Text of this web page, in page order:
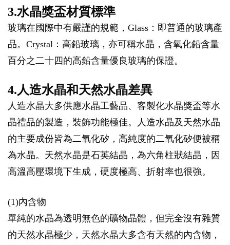
3.水晶獎盃材質標準
玻璃在國際中有嚴謹的規範，Glass：即普通的玻璃產
品。Crystal：高鉛玻璃，亦可稱水晶，含氧化鉛含量
百分之二十四的高鉛含量優良玻璃的保證。
4.人造水晶和天然水晶差異
人造水晶大多供應水晶工藝品、客製化水晶獎盃等水
晶禮品的製造，裝飾功能極佳。人造水晶及天然水晶
的主要成份皆為二氧化矽，高純度的二氧化矽便被稱
為水晶。天然水晶是石英結晶，為六角柱狀結晶，因
高溫高壓環境下生成，硬度極高、折射率也很強。
(1)內含物
單純的水晶為透明無色的礦物晶體，但完全沒有雜質
的天然水晶極少，天然水晶大多含有天然的內含物，